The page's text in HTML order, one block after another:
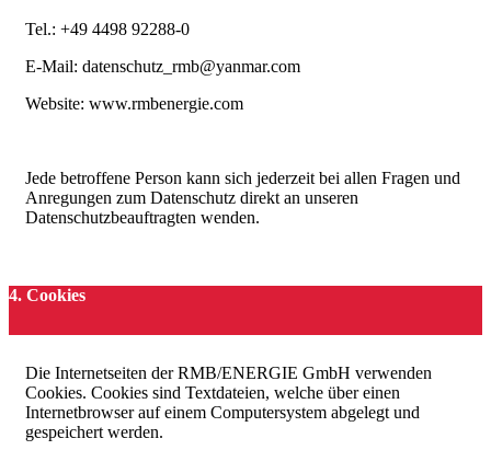
Tel.: +49 4498 92288-0
E-Mail: datenschutz_rmb@yanmar.com
Website: www.rmbenergie.com
Jede betroffene Person kann sich jederzeit bei allen Fragen und
Anregungen zum Datenschutz direkt an unseren
Datenschutzbeauftragten wenden.
4. Cookies
Die Internetseiten der RMB/ENERGIE GmbH verwenden
Cookies. Cookies sind Textdateien, welche über einen
Internetbrowser auf einem Computersystem abgelegt und
gespeichert werden.